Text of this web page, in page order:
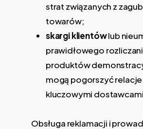
strat związanych z
towarów;
skargi klientówlub
prawidłowego
produktów
mogą pogorszyć relacje
kluczowymi
Obsługa reklamacji i